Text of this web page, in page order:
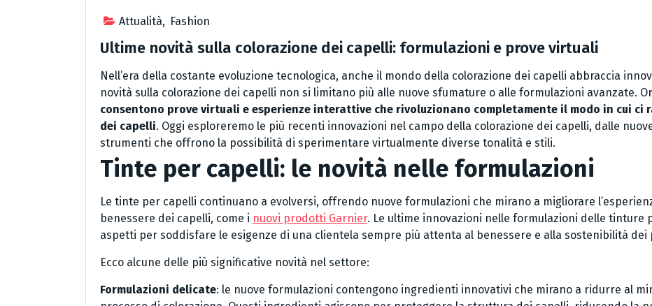
Attualità, Fashion
Ultime novità sulla colorazione dei capelli: formulazioni e prove virtuali
Nell’era della costante evoluzione tecnologica, anche il mondo della colorazione dei capelli abbraccia
novità sulla colorazione dei capelli non si limitano più alle nuove sfumature o alle formulazioni avanzate.
consentono prove virtuali e esperienze interattive che rivoluzionano completamente il modo in cui ci
dei capelli. Oggi esploreremo le più recenti innovazioni nel campo della colorazione dei capelli, dalle
strumenti che offrono la possibilità di sperimentare virtualmente diverse tonalità e stili.
Tinte per capelli: le novità nelle formulazioni
Le tinte per capelli continuano a evolversi, offrendo nuove formulazioni che mirano a migliorare
benessere dei capelli, come i nuovi prodotti Garnier. Le ultime innovazioni nelle formulazioni delle tinture
aspetti per soddisfare le esigenze di una clientela sempre più attenta al benessere e alla sostenibilità
Ecco alcune delle più significative novità nel settore:
Formulazioni delicate: le nuove formulazioni contengono ingredienti innovativi che mirano a ridurre al